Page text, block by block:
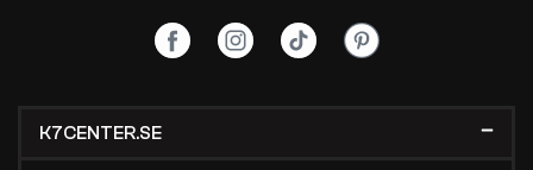
K7CENTER.SE